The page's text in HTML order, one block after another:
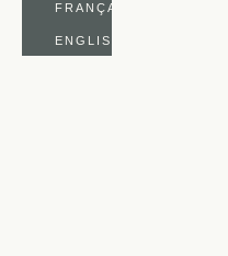
FRANÇAIS
ENGLISH